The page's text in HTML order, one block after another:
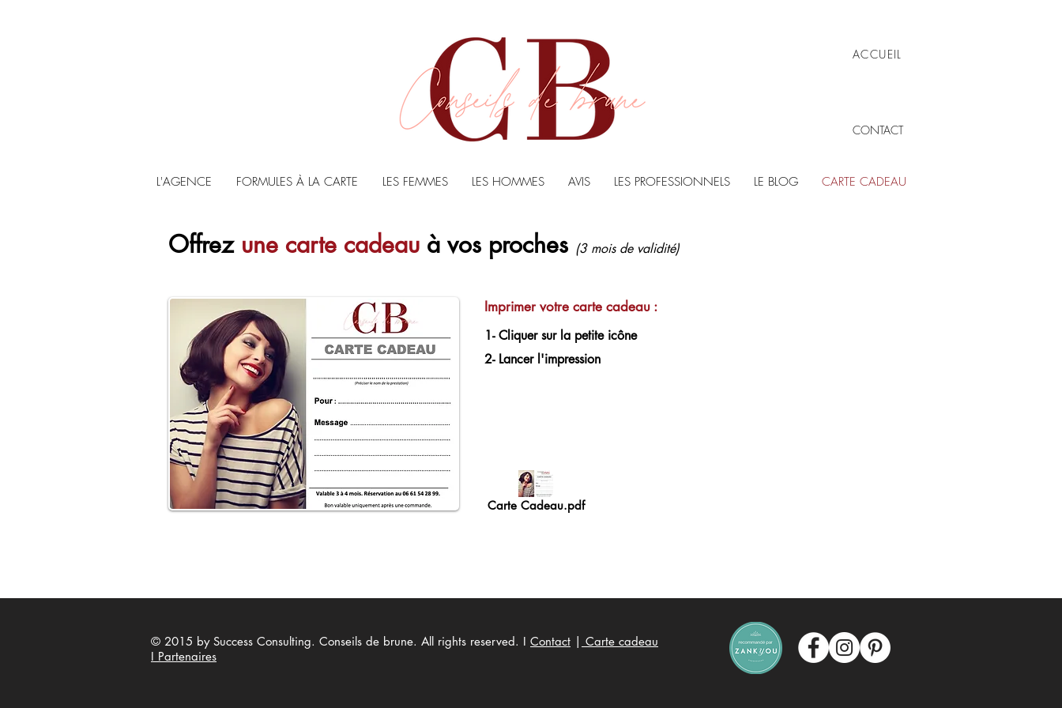
ACCUEIL
CONTACT
L'AGENCE FORMULES À LA CARTE LES FEMMES LES HOMMES AVIS LES PROFESSIONNELS LE BLOG CARTE CADEAU
Offrez une carte cadeau à vos proches (3 mois de validité)
Imprimer votre carte cadeau :
1- Cliquer sur la petite icône
2- Lancer l'impression
Carte Cadeau.pdf
© 2015 by Success Consulting. Conseils de brune. All rights reserved. I Contact | Carte cadeau
I Partenaires